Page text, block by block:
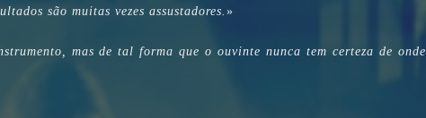
são muitas vezes assustadores. »
mas de tal forma que o ouvinte nunca tem certeza de onde